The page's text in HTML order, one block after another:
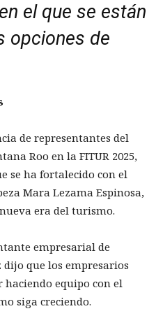
el que se están
opciones de
de representantes del
Roo en la FITUR 2025,
se ha fortalecido con el
Mara Lezama Espinosa,
era del turismo.
empresarial de
que los empresarios
equipo con el
siga creciendo.